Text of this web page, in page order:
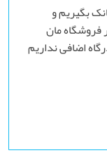
بگیریم و
فروشگاه مان
اضافی نداریم